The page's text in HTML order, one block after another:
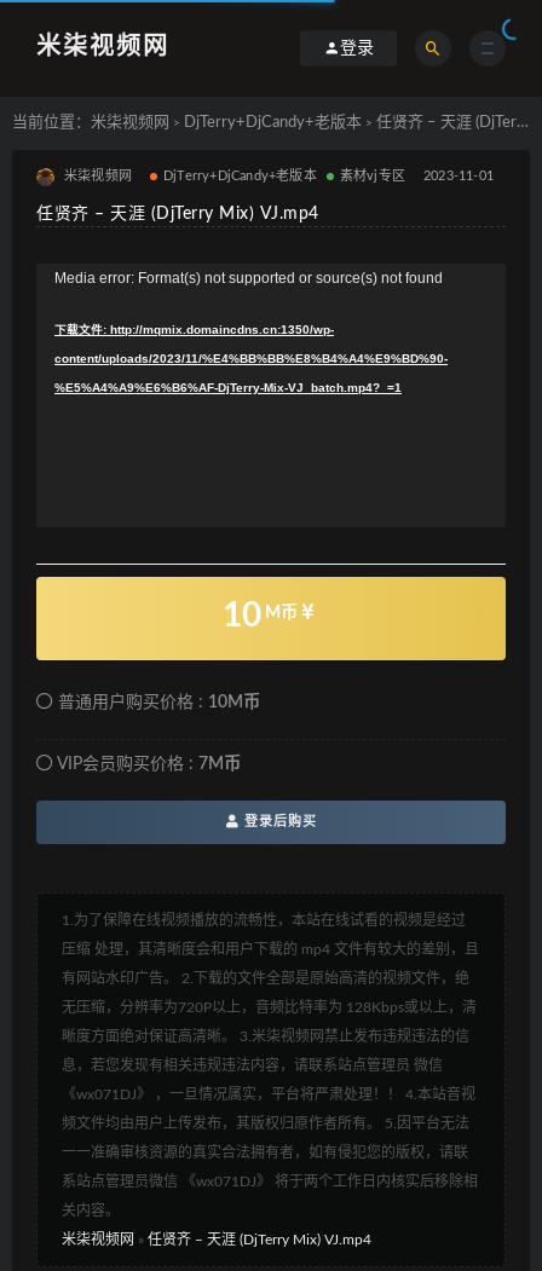
米柒视频网 登录
当前位置： 米柒视频网 > DjTerry+DjCandy+老版本 > 任贤齐 – 天涯 (DjTerry Mix) VJ.mp4
米柒视频网 DjTerry+DjCandy+老版本 素材vj专区 2023-11-01
任贤齐 – 天涯 (DjTerry Mix) VJ.mp4
Media error: Format(s) not supported or source(s) not found
下载文件: http://mqmix.domaincdns.cn:1350/wp-
content/uploads/2023/11/%E4%BB%BB%E8%B4%A4%E9%BD%90-
%E5%A4%A9%E6%B6%AF-DjTerry-Mix-VJ_batch.mp4?_=1
10 M币
普通用户购买价格 : 10M币
VIP会员购买价格 : 7M币
登录后购买
1.为了保障在线视频播放的流畅性，本站在线试看的视频是经过
压缩 处理，其清晰度会和用户下载的 mp4 文件有较大的差别，且
有网站水印广告。 2.下载的文件全部是原始高清的视频文件，绝
无压缩，分辨率为720P以上，音频比特率为 128Kbps或以上，清
晰度方面绝对保证高清晰。 3.米柒视频网禁止发布违规违法的信
息，若您发现有相关违规违法内容，请联系站点管理员 微信
《wx071DJ》 ，一旦情况属实，平台将严肃处理！！ 4.本站音视
频文件均由用户上传发布，其版权归原作者所有。 5.因平台无法
一一准确审核资源的真实合法拥有者，如有侵犯您的版权，请联
系站点管理员微信 《wx071DJ》 将于两个工作日内核实后移除相
关内容。
米柒视频网 » 任贤齐 – 天涯 (DjTerry Mix) VJ.mp4